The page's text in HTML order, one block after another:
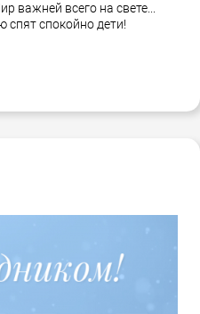
важней всего на свете...
спят спокойно дети!